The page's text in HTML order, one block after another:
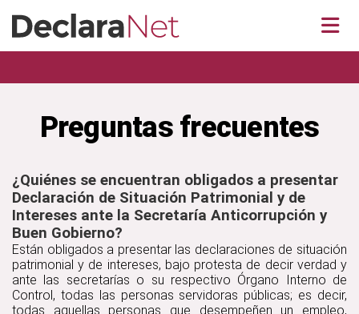
Inicio
Acerca de DeclaraNet
Personas Servidoras Públicas Obligadas
Declaraciones Patrimoniales Versión Pública
Preguntas frecuentes
¿Quiénes se encuentran obligados a presentar
Declaración de Situación Patrimonial y de
Intereses ante la Secretaría Anticorrupción y
Buen Gobierno?
Están obligados a presentar las declaraciones de situación
patrimonial y de intereses, bajo protesta de decir verdad y
ante las secretarías o su respectivo Órgano Interno de
Control, todas las personas servidoras públicas; es decir,
todas aquellas personas que desempeñen un empleo,